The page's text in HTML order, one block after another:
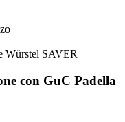
Würstel SAVER
con GuC Padella